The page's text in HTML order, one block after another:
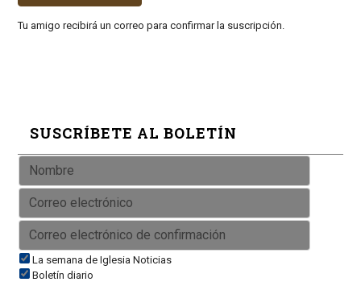
Tu amigo recibirá un correo para confirmar la suscripción.
SUSCRÍBETE AL BOLETÍN
La semana de Iglesia Noticias
Boletín diario